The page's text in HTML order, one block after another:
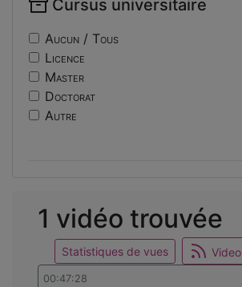
1 vidéo trouvée
Statistiques de vues Video
00:47:28
Sécurité
Sociologie
if14
ri
usinage
edc
engineering
ev14
osticket
Cursus universitaire
Aucun / Tous
Licence
Master
Doctorat
Autre